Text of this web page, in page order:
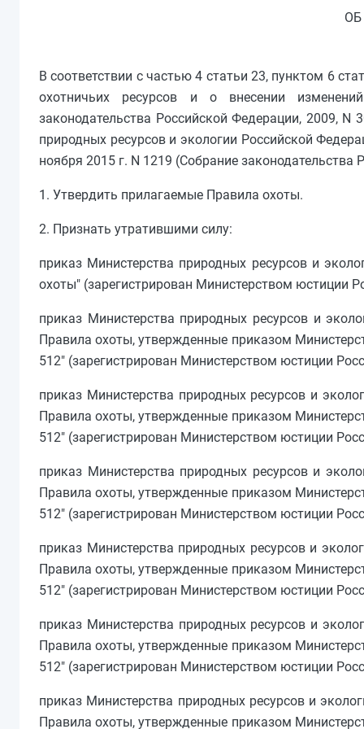
В соответствии с частью 4 статьи 23, пунктом 6
охотничьих ресурсов и о внесении
законодательства Российской Федерации, 2009,
природных ресурсов и экологии Российской
ноября 2015 г. N 1219 (Собрание
1. Утвердить прилагаемые Правила охоты.
2. Признать утратившими силу:
приказ Министерства природных ресурсов и
охоты" (зарегистрирован Министерством юстиции
приказ Министерства природных ресурсов и
Правила охоты, утвержденные приказом
512" (зарегистрирован Министерством юстиции
приказ Министерства природных ресурсов и
Правила охоты, утвержденные приказом
512" (зарегистрирован Министерством юстиции
приказ Министерства природных ресурсов и
Правила охоты, утвержденные приказом
512" (зарегистрирован Министерством юстиции
приказ Министерства природных ресурсов и
Правила охоты, утвержденные приказом
512" (зарегистрирован Министерством юстиции
приказ Министерства природных ресурсов и
Правила охоты, утвержденные приказом
512" (зарегистрирован Министерством юстиции
приказ Министерства природных ресурсов и
Правила охоты, утвержденные приказом